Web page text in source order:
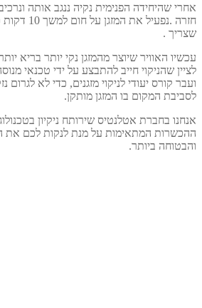
אחרי שהיחידה הפנימית נקיה ננגב אותה
חזרה
שצריך .
עכשיו האוויר שיוצר מהמזגן נקי יותר בריא
לציין שהניקוי חייב להתבצע על ידי טכנאי
ועבר קורס יעודי לניקוי מזגנים, כדי לא לגרום
לסביבת המקום בו המזגן מותקן.
אנחנו בחברת אטלנטיס שירותח ניקיון
ההכשרות המתאימות על מנת לנקות לכם את
והבטוחה ביותר.